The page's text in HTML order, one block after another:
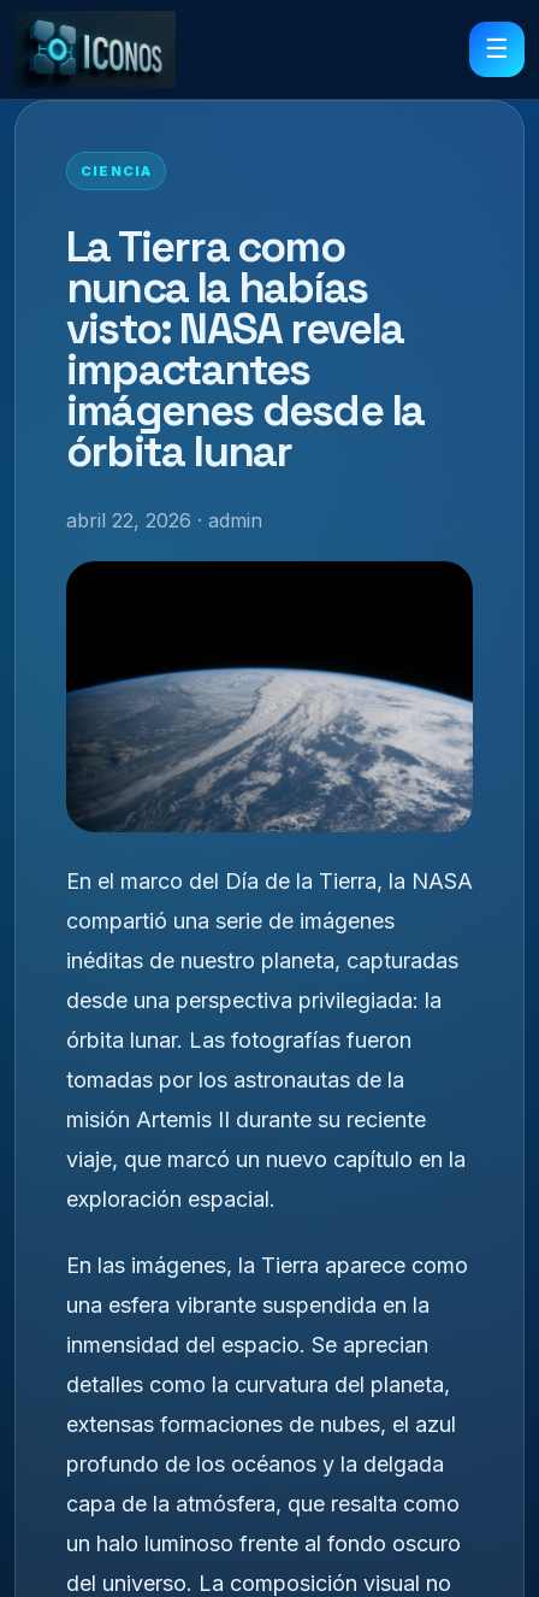
☰
CIENCIA
La Tierra como
nunca la habías
visto: NASA revela
impactantes
imágenes desde la
órbita lunar
abril 22, 2026 · admin
En el marco del Día de la Tierra, la NASA
compartió una serie de imágenes
inéditas de nuestro planeta, capturadas
desde una perspectiva privilegiada: la
órbita lunar. Las fotografías fueron
tomadas por los astronautas de la
misión Artemis II durante su reciente
viaje, que marcó un nuevo capítulo en la
exploración espacial.
En las imágenes, la Tierra aparece como
una esfera vibrante suspendida en la
inmensidad del espacio. Se aprecian
detalles como la curvatura del planeta,
extensas formaciones de nubes, el azul
profundo de los océanos y la delgada
capa de la atmósfera, que resalta como
un halo luminoso frente al fondo oscuro
del universo. La composición visual no